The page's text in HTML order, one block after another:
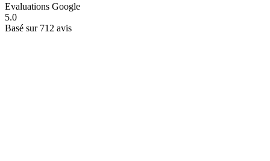
Evaluations Google
5.0
Basé sur 712 avis